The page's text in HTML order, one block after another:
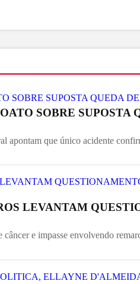
SOBRE
apontam que único acidente
LEVANTAM
e impasse envolvendo